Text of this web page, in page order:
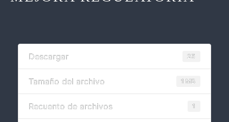
Descargar 25
Tamaño del archivo 1 MB
Recuento de archivos 1